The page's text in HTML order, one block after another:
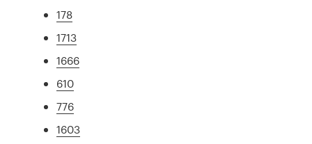
178
1713
1666
610
776
1603